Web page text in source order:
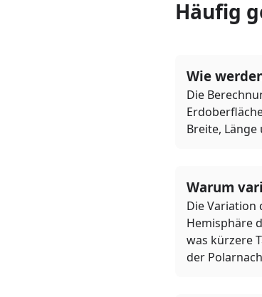
Häufig
Wie
Die
Breite,
Warum
Die Variation
Hemisphäre
was kürzere
der